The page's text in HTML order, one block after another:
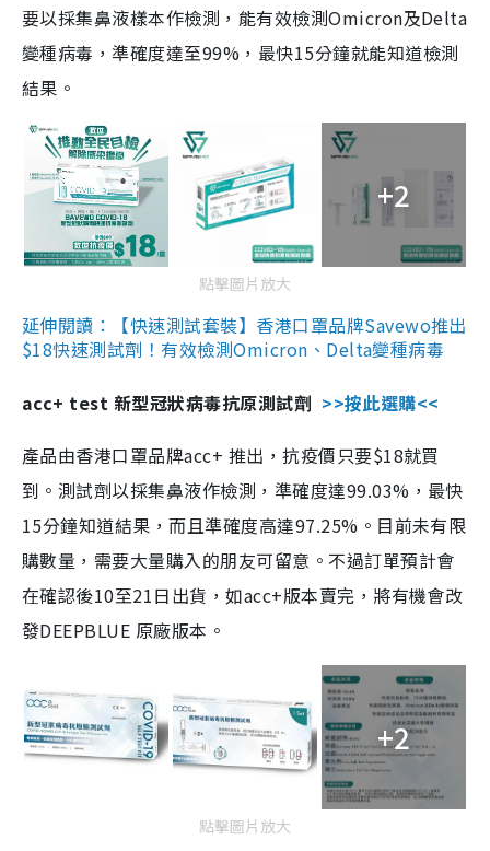
要以採集鼻液樣本作檢測，能有效檢測Omicron及Delta
變種病毒，準確度達至99%，最快15分鐘就能知道檢測
結果。
+2
點擊圖片放大
延伸閱讀：【快速測試套裝】香港口罩品牌Savewo推出
$18快速測試劑！有效檢測Omicron、Delta變種病毒
acc+ test 新型冠狀病毒抗原測試劑 >>按此選購<<
產品由香港口罩品牌acc+ 推出，抗疫價只要$18就買
到。測試劑以採集鼻液作檢測，準確度達99.03%，最快
15分鐘知道結果，而且準確度高達97.25%。目前未有限
購數量，需要大量購入的朋友可留意。不過訂單預計會
在確認後10至21日出貨，如acc+版本賣完，將有機會改
發DEEPBLUE 原廠版本。
+2
點擊圖片放大